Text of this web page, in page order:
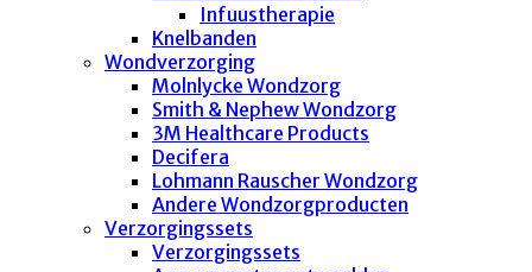
Infuustherapie
Knelbanden
Wondverzorging
Molnlycke Wondzorg
Smith & Nephew Wondzorg
3M Healthcare Products
Decifera
Lohmann Rauscher Wondzorg
Andere Wondzorgproducten
Verzorgingssets
Verzorgingssets